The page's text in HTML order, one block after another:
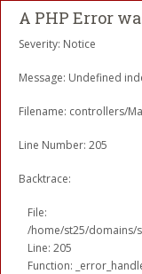
A PHP Error
Severity: Notice
Message: Undefined
Filename: controllers/
Line Number: 205
Backtrace:
File:
/home/st25/domains/
Line: 205
Function: